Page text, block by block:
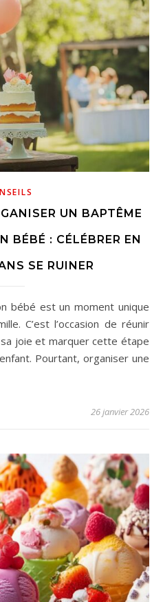
UN BAPTÊME
BÉBÉ : CÉLÉBRER EN
SE RUINER
C’est l’occasion de réunir
joie et marquer cette étape
Pourtant, organiser une
26 janvier 2026